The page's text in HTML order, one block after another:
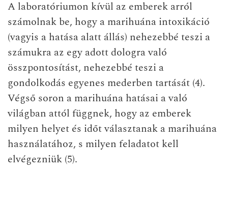
A laboratóriumon kívül az emberek arról
számolnak be, hogy a marihuána intoxikáció
(vagyis a hatása alatt állás) nehezebbé teszi a
számukra az egy adott dologra való
összpontosítást, nehezebbé teszi a
gondolkodás egyenes mederben tartását (4).
Végső soron a marihuána hatásai a való
világban attól függnek, hogy az emberek
milyen helyet és időt választanak a marihuána
használatához, s milyen feladatot kell
elvégezniük (5).